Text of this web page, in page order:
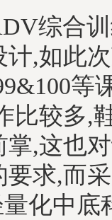
综合
,如此
等
比较多,
,这也
要求,而
化中底